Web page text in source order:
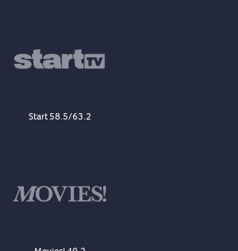
Start 58.5/63.2